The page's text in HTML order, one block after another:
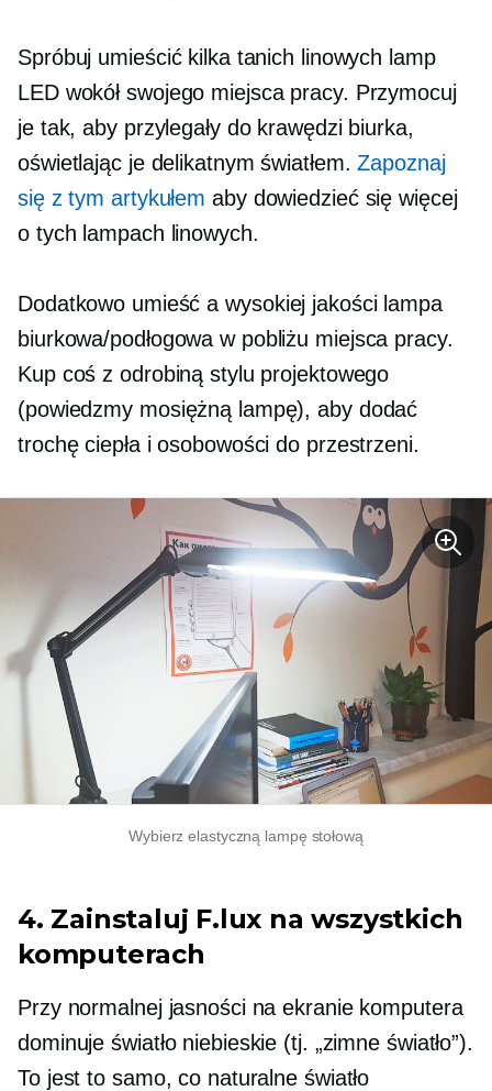
Spróbuj umieścić kilka tanich linowych lamp
LED wokół swojego miejsca pracy. Przymocuj
je tak, aby przylegały do ​​krawędzi biurka,
oświetlając je delikatnym światłem.Zapoznaj
się z tym artykułem aby dowiedzieć się więcej
o tych lampach linowych.
Dodatkowo umieść awysokiej jakościlampa
biurkowa/podłogowa w pobliżu miejsca pracy.
Kup coś z odrobiną stylu projektowego
(powiedzmy mosiężną lampę), aby dodać
trochę ciepła i osobowości do przestrzeni.
Wybierz elastyczną lampę stołową
4. Zainstaluj F.lux na wszystkich
komputerach
Przy normalnej jasności na ekranie komputera
dominuje światło niebieskie (tj. „zimne światło”).
To jest to samo, co naturalne światło